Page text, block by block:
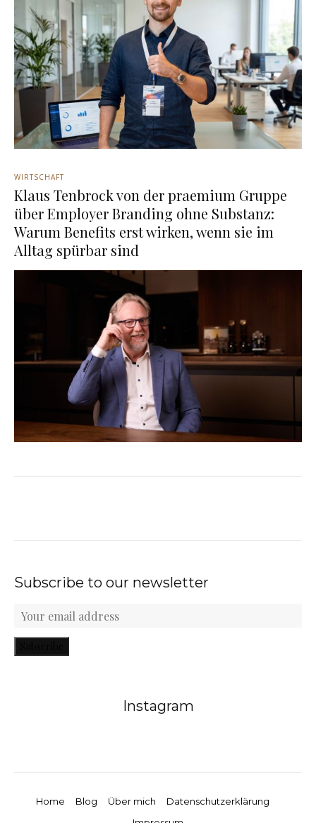
WIRTSCHAFT
Klaus Tenbrock von der praemium Gruppe
über Employer Branding ohne Substanz:
Warum Benefits erst wirken, wenn sie im
Alltag spürbar sind
Subscribe to our newsletter
Instagram
Home Blog Über mich
Datenschutzerklärung